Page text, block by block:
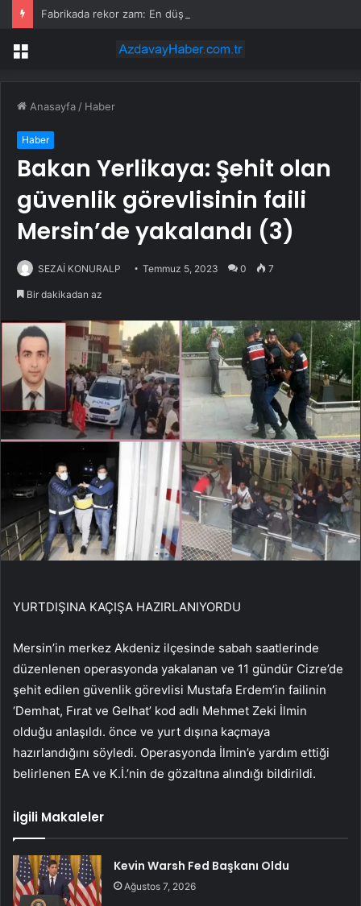
Menü
Anasayfa / Haber
Haber
Bakan Yerlikaya: Şehit olan
güvenlik görevlisinin faili
Mersin’de yakalandı (3)
SEZAİ KONURALP Temmuz 5, 2023 0 7
Bir dakikadan az
YURTDIŞINA KAÇIŞA HAZIRLANIYORDU
Mersin’in merkez Akdeniz ilçesinde sabah saatlerinde
düzenlenen operasyonda yakalanan ve 11 gündür Cizre’de
şehit edilen güvenlik görevlisi Mustafa Erdem’in failinin
‘Demhat, Fırat ve Gelhat’ kod adlı Mehmet Zeki İlmin
olduğu anlaşıldı. önce ve yurt dışına kaçmaya
hazırlandığını söyledi. Operasyonda İlmin’e yardım ettiği
belirlenen EA ve K.İ.’nin de gözaltına alındığı bildirildi.
İlgili Makaleler
Kevin Warsh Fed Başkanı Oldu
Ağustos 7, 2026